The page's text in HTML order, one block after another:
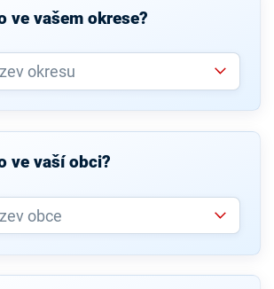
ve vašem okrese?
ve vaší obci?